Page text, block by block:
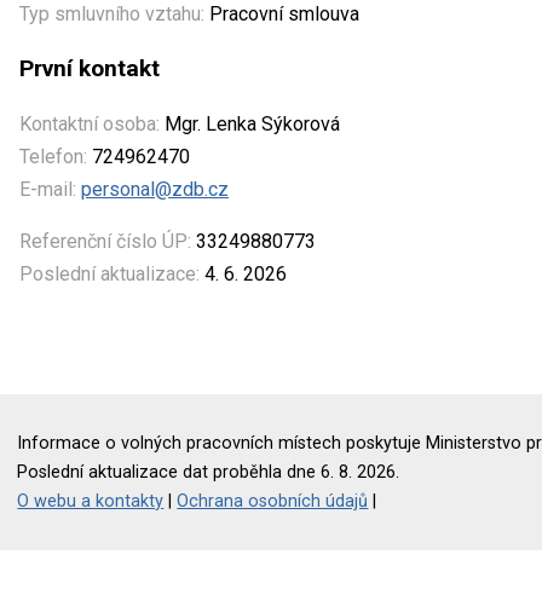
Typ smluvního vztahu: Pracovní smlouva
První kontakt
Kontaktní osoba: Mgr. Lenka Sýkorová
Telefon: 724962470
E-mail: personal@zdb.cz
Referenční číslo ÚP: 33249880773
Poslední aktualizace: 4. 6. 2026
Informace o volných pracovních místech poskytuje Ministerstvo
Poslední aktualizace dat proběhla dne 6. 8. 2026.
O webu a kontakty |Ochrana osobních údajů